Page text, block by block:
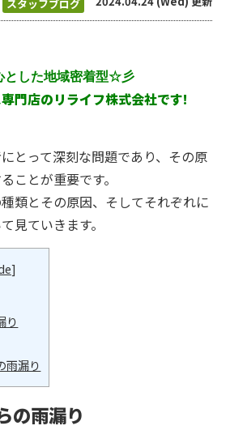
スタッフブログ
とした地域密着型☆彡
門店のリライフ株式会社です!
とって深刻な問題であり、その原
ことが重要です。
類とその原因、そしてそれぞれに
見ていきます。
]
り
雨漏り
の雨漏り